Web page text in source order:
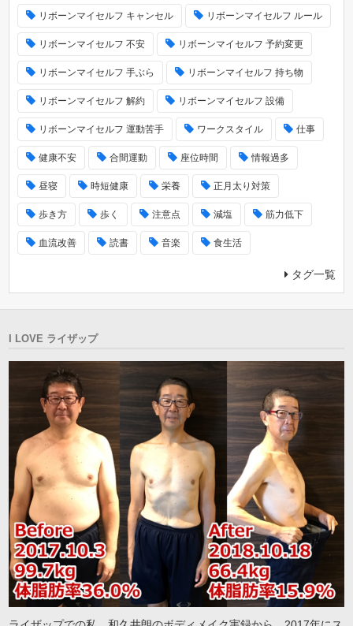
リボーンマイセルフ キャンセル リボーンマイセルフ ルール
リボーンマイセルフ 不安 リボーンマイセルフ 予約変更
リボーンマイセルフ 手ぶら リボーンマイセルフ 持ち物
リボーンマイセルフ 解約 リボーンマイセルフ 設備
リボーンマイセルフ 運動苦手 ワークスタイル 仕事
健康不安 合間運動 座位時間 情報過多
昼寝 時短健康 栄養 正月太り対策
歩き方 歩く 注意点 減塩 筋力低下
血流改善 読書 音楽 食生活
タグ一覧
I LOVE ライザップ